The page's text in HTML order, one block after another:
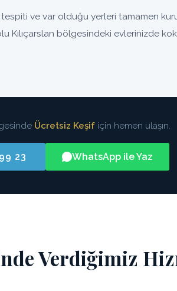
ve var olduğu yerleri tamamen
Kılıçarslan bölgesindeki evlerinizde
Ücretsiz Keşif için hemen ulaşın.
23 WhatsApp ile Yaz
Verdiğimiz